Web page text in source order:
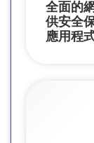
全面的
供安全
應用程